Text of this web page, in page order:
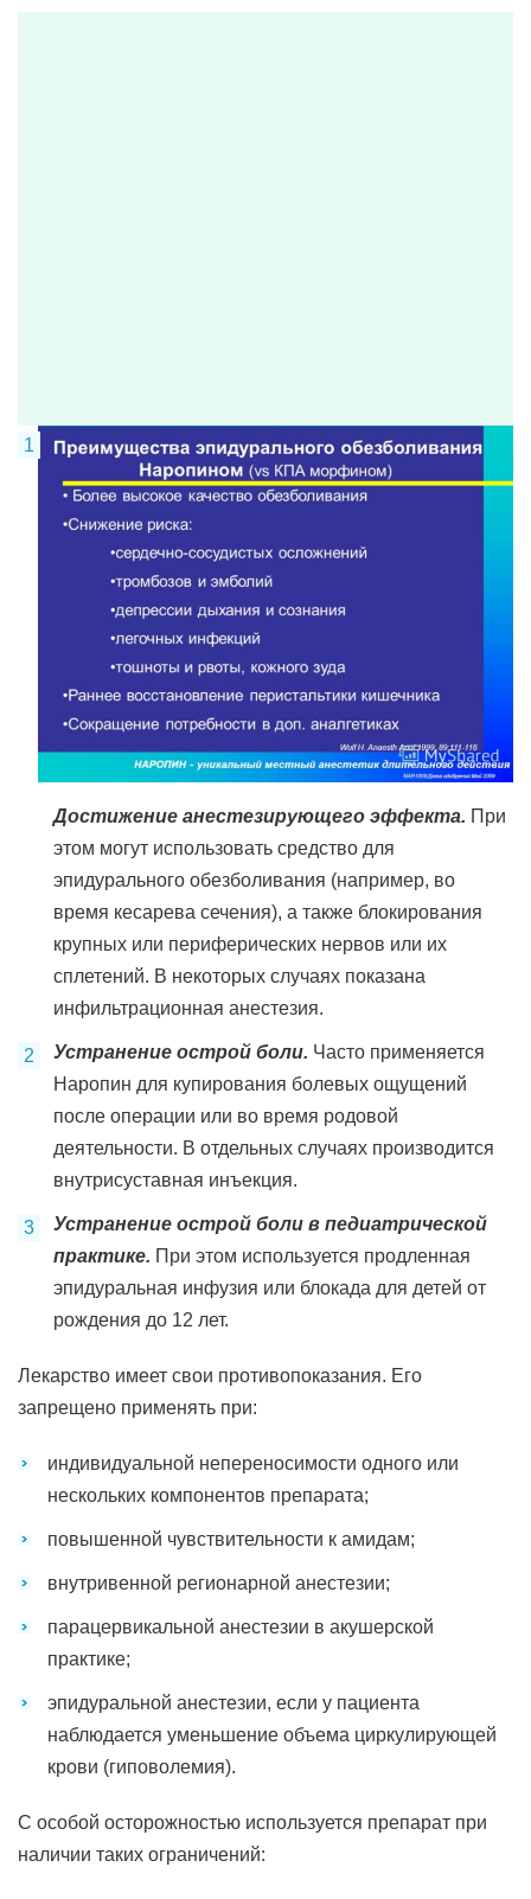
Достижение анестезирующего эффекта. При
этом могут использовать средство для
эпидурального обезболивания (например, во
время кесарева сечения), а также блокирования
крупных или периферических нервов или их
сплетений. В некоторых случаях показана
инфильтрационная анестезия.
Устранение острой боли. Часто применяется
Наропин для купирования болевых ощущений
после операции или во время родовой
деятельности. В отдельных случаях производится
внутрисуставная инъекция.
Устранение острой боли в педиатрической
практике. При этом используется продленная
эпидуральная инфузия или блокада для детей от
рождения до 12 лет.
Лекарство имеет свои противопоказания. Его
запрещено применять при:
индивидуальной непереносимости одного или
нескольких компонентов препарата;
повышенной чувствительности к амидам;
внутривенной регионарной анестезии;
парацервикальной анестезии в акушерской
практике;
эпидуральной анестезии, если у пациента
наблюдается уменьшение объема циркулирующей
крови (гиповолемия).
С особой осторожностью используется препарат при
наличии таких ограничений: